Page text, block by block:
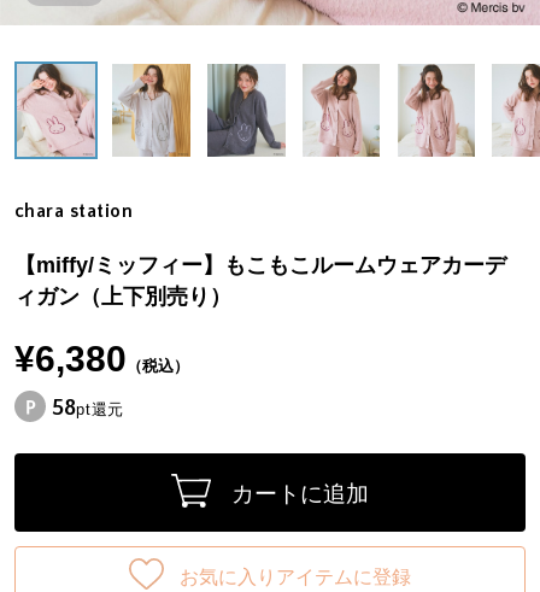
chara station
【miffy/ミッフィー】もこもこルームウェアカーデ
ィガン（上下別売り）
¥6,380 （税込）
58pt還元
カートに追加
お気に入りアイテムに登録